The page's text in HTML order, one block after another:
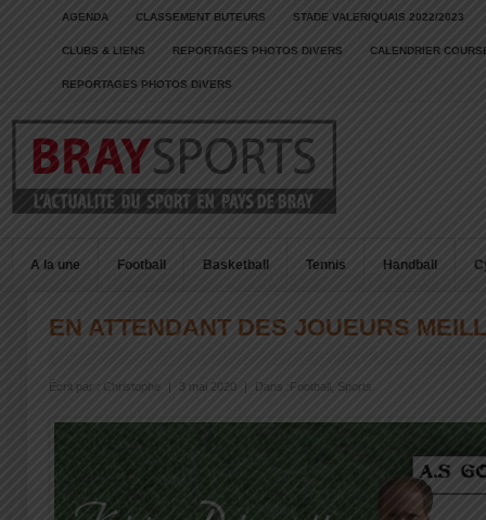
AGENDA CLASSEMENT BUTEURS STADE VALERIQUAIS 2022/2023
CLUBS & LIENS REPORTAGES PHOTOS DIVERS CALENDRIER
REPORTAGES PHOTOS DIVERS
A la une Football Basketball Tennis Handball
EN ATTENDANT DES JOUEURS
Écrit par : Christophe 3 mai 2020 Dans : Football Sports